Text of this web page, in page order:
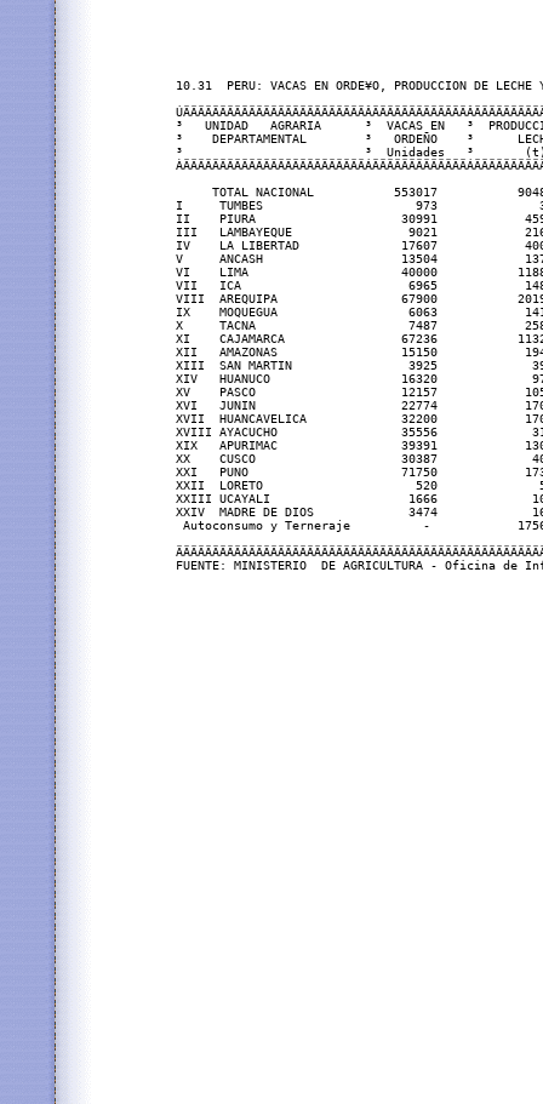
10.31  PERU: VACAS EN ORDE¥O, PRODUCCION DE LECHE
³   UNIDAD   AGRARIA      ³  VACAS EN   ³
³    DEPARTAMENTAL        ³   ORDEÑO    ³
³                         ³  Unidades   ³
TOTAL NACIONAL           553017
I     TUMBES                     973
II    PIURA                    30991
III   LAMBAYEQUE                9021
IV    LA LIBERTAD              17607
V     ANCASH                   13504
VI    LIMA                     40000
VII   ICA                       6965
VIII  AREQUIPA                 67900
IX    MOQUEGUA                  6063
X     TACNA                     7487
XI    CAJAMARCA                67236
XII   AMAZONAS                 15150
XIII  SAN MARTIN                3925
XIV   HUANUCO                  16320
XV    PASCO                    12157
XVI   JUNIN                    22774
XVII  HUANCAVELICA             32200
XVIII AYACUCHO                 35556
XIX   APURIMAC                 39391
XX    CUSCO                    30387
XXI   PUNO                     71750
XXII  LORETO                     520
XXIII UCAYALI                   1666
XXIV  MADRE DE DIOS             3474
Autoconsumo y Terneraje          -